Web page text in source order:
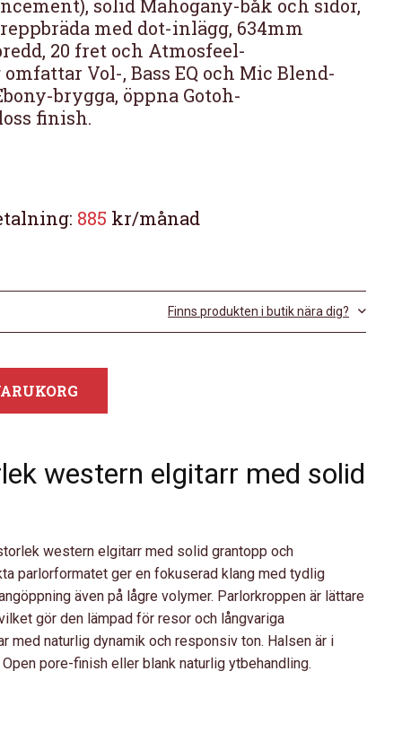
solid Mahogany-båk och sidor,
med dot-inlägg, 634mm
20 fret och Atmosfeel-
Vol-, Bass EQ och Mic Blend-
brygga, öppna Gotoh-
finish.
885 kr/månad
Finns produkten i butik nära dig?
western elgitarr med solid
western elgitarr med solid grantopp och
parlorformatet ger en fokuserad klang med tydlig
även på lågre volymer. Parlorkroppen är lättare
gör den lämpad för resor och långvariga
med naturlig dynamik och responsiv ton. Halsen är i
pore-finish eller blank naturlig ytbehandling.